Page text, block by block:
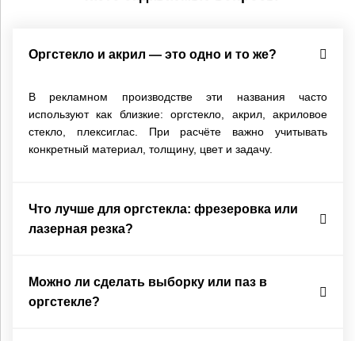
Оргстекло и акрил — это одно и то же?
В рекламном производстве эти названия часто
используют как близкие: оргстекло, акрил, акриловое
стекло, плексиглас. При расчёте важно учитывать
конкретный материал, толщину, цвет и задачу.
Что лучше для оргстекла: фрезеровка или
лазерная резка?
Можно ли сделать выборку или паз в
оргстекле?